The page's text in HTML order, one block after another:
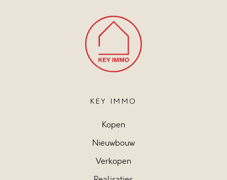
KEY IMMO
Kopen
Nieuwbouw
Verkopen